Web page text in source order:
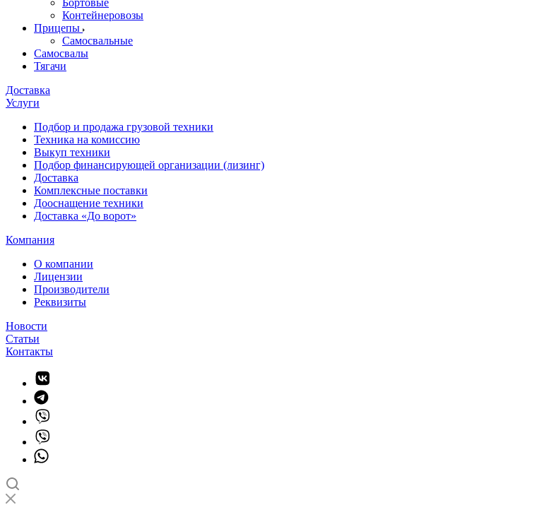
Бортовые
Контейнеровозы
Прицепы
Самосвальные
Самосвалы
Тягачи
Доставка
Услуги
Подбор и продажа грузовой техники
Техника на комиссию
Выкуп техники
Подбор финансирующей организации (лизинг)
Доставка
Комплексные поставки
Дооснащение техники
Доставка «До ворот»
Компания
О компании
Лицензии
Производители
Реквизиты
Новости
Статьи
Контакты